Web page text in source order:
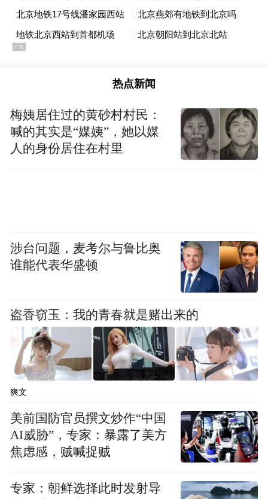
与帮助。
凤凰网：对于有志于从事科研研究的年轻女
黄诗嘉：我想对即将进入科研领域的年轻女
性说，首先要明确自己的目标和追求，然后
坚定地、勇敢地去追求它，不要被周围的质
黄诗嘉：我认为女性在科研工作中更加坚持
和细心，我们的思考角度也与男性不同，这
“特别声明：以上作品内容(包括在内的视频、图片或音
频)为凤凰网旗下自媒体平台“大风号”用户上传并发
布，本平台仅提供信息存储空间服务。
Notice: The content above (including the videos,
pictures and audios if any) is uploaded and posted
platform and merely provides information storage
space services.”
热点新闻
梅姨居住过的黄砂村村民：
喊的其实是“媒姨”，她以媒
人的身份居住在村里
涉台问题，麦考尔与鲁比奥
谁能代表华盛顿
盗香窃玉：我的青春就是赌出来的
爽文
美前国防官员撰文炒作“中国
AI威胁”，专家：暴露了美方
焦虑感，贼喊捉贼
专家：朝鲜选择此时发射导